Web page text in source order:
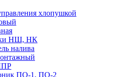
хлопушкой
НШ, НК
налива
ПО-1, ПО-2